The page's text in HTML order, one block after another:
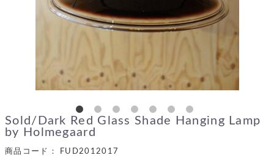
Sold/Dark Red Glass Shade Hanging Lamp
by Holmegaard
商品コード： FUD2012017